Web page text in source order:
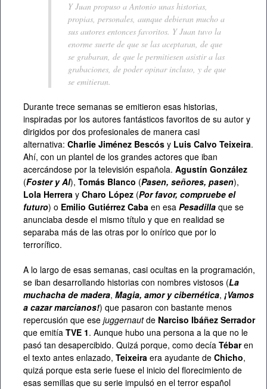
Y Juan propuso a Antonio unas historias,
propias, personales, aunque debieran mucho a
sus autores entonces favoritos. Y Juan tuvo la
enorme suerte de que se las aceptaran, de que
se grabaran, de que le permitiesen asistir a las
grabaciones, de poder opinar incluso, y de que
se emitieran.
Durante trece semanas se emitieron esas historias,
inspiradas por los autores fantásticos favoritos de su autor y
dirigidos por dos profesionales de manera casi
alternativa: Charlie Jiménez Bescós y Luis Calvo Teixeira.
Ahí, con un plantel de los grandes actores que iban
acercándose por la televisión española. Agustín González
(Foster y Al), Tomás Blanco (Pasen, señores, pasen),
Lola Herrera y Charo López (Por favor, compruebe el
futuro) o Emilio Gutiérrez Caba en esa Pesadilla que se
anunciaba desde el mismo título y que en realidad se
separaba más de las otras por lo onírico que por lo
terrorífico.
A lo largo de esas semanas, casi ocultas en la programación,
se iban desarrollando historias con nombres vistosos (La
muchacha de madera, Magia, amor y cibernética, ¡Vamos
a cazar marcianos!) que pasaron con bastante menos
repercusión que ese juggernautde Narciso Ibáñez Serrador
que emitía TVE 1. Aunque hubo una persona a la que no le
pasó tan desapercibido. Quizá porque, como decía Tébaren
el texto antes enlazado, Teixeira era ayudante de Chicho,
quizá porque esta serie fuese el inicio del florecimiento de
esas semillas que su serie impulsó en el terror español